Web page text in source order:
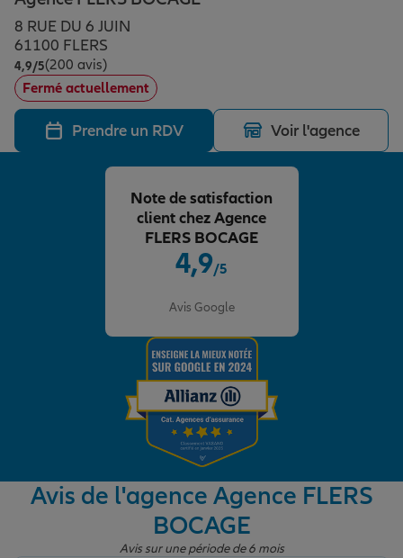
Assurance emprunteur
Prévoyance et dépendance
Assurance animal de compagnie
Protection de la famille
Protection juridique
Épargne & retraite
Plan épargne retraite
Assurance vie
Placements financiers
Investissements immobiliers
Transmission
Vos projets
Partir en vacances
Départ à la retraite
Préparer l’avenir
Conseil assurance
Assurance habitation
Le Pack Famille
Garantie des accidents de la vie
Assurance scolaire
Allianz en France
8 RUE DU 6 JUIN
61100 FLERS
4,9/5Note de 4.9 sur 5
(200 avis)
Fermé actuellement
Prendre un RDV Voir l'agence
4,9/5
Avis Google
Note de satisfaction
client chez Agence
FLERS BOCAGE
Avis de l'agence Agence FLERS
BOCAGE
Avis sur une période de 6 mois